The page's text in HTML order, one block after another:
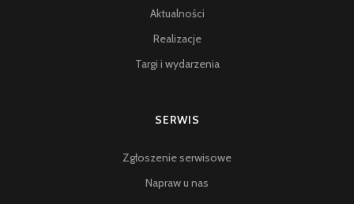
Aktualności
Realizacje
Targi i wydarzenia
SERWIS
Zgłoszenie serwisowe
Napraw u nas